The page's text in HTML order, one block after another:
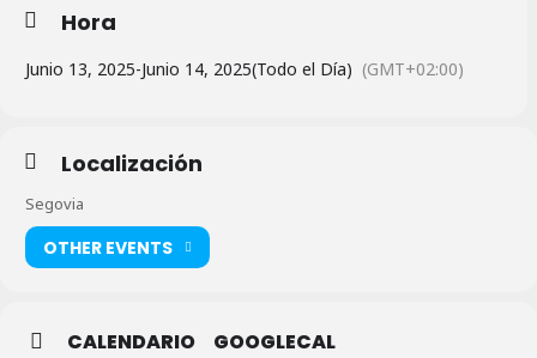
Hora
Junio 13, 2025-Junio 14, 2025(Todo el Día) (GMT+02:00)
Localización
Segovia
OTHER EVENTS
CALENDARIO GOOGLECAL